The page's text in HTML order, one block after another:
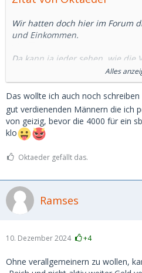
Wir hatten doch hier im Forum
und Einkommen.
Da kann ja jeder sehen, wie die
Und 4.000 Euro für ein SB, das
brutto-Gehalt. Das muss man
Und viele sehr Reiche, die ich
kniepig, was das Geldausgeben
Nicht umsonst kommt ja der
Alles
Das wollte ich auch noch schreiben
gut verdienenden Männern die ich
von geizig, bevor die 4000 für ein
klo
Oktaeder gefällt das.
Ramses
10. Dezember 2024 +4
Ohne verallgemeinern zu wollen,